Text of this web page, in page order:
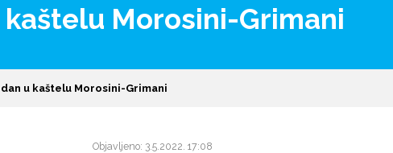
kaštelu Morosini-Grimani
dan u kaštelu Morosini-Grimani
Objavljeno: 3.5.2022. 17:08